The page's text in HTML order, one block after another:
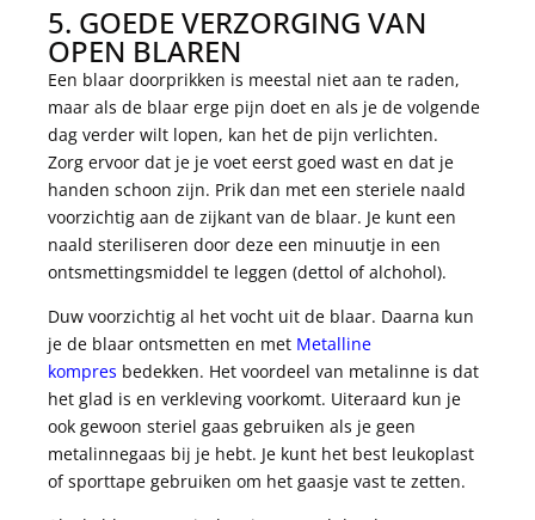
5. GOEDE VERZORGING VAN
OPEN BLAREN
Een blaar doorprikken is meestal niet aan te raden,
maar als de blaar erge pijn doet en als je de volgende
dag verder wilt lopen, kan het de pijn verlichten.
Zorg ervoor dat je je voet eerst goed wast en dat je
handen schoon zijn. Prik dan met een steriele naald
voorzichtig aan de zijkant van de blaar. Je kunt een
naald steriliseren door deze een minuutje in een
ontsmettingsmiddel te leggen (dettol of alchohol).
Duw voorzichtig al het vocht uit de blaar. Daarna kun
je de blaar ontsmetten en met Metalline
kompres bedekken. Het voordeel van metalinne is dat
het glad is en verkleving voorkomt. Uiteraard kun je
ook gewoon steriel gaas gebruiken als je geen
metalinnegaas bij je hebt. Je kunt het best leukoplast
of sporttape gebruiken om het gaasje vast te zetten.